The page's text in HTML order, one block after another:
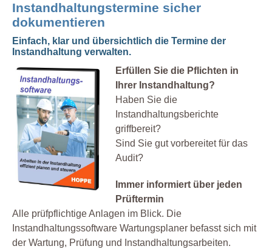
Instandhaltungstermine sicher
dokumentieren
Einfach, klar und übersichtlich die Termine der
Instandhaltung verwalten.
Erfüllen Sie die Pflichten in
Ihrer Instandhaltung?
Haben Sie die
Instandhaltungsberichte
griffbereit?
Sind Sie gut vorbereitet für das
Audit?
Immer informiert über jeden
Prüftermin
Alle prüfpflichtige Anlagen im Blick. Die
Instandhaltungssoftware Wartungsplaner befasst sich mit
der Wartung, Prüfung und Instandhaltungsarbeiten.